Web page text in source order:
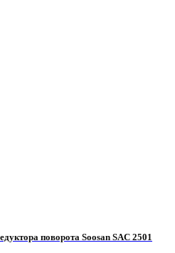
поворота Soosan SAC 2501